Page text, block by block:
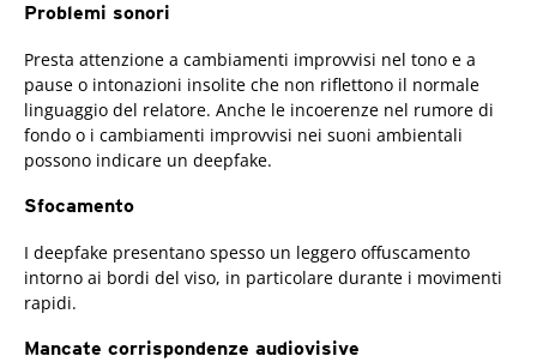
Problemi sonori
Presta attenzione a cambiamenti improvvisi nel tono e a
pause o intonazioni insolite che non riflettono il normale
linguaggio del relatore. Anche le incoerenze nel rumore di
fondo o i cambiamenti improvvisi nei suoni ambientali
possono indicare un deepfake.
Sfocamento
I deepfake presentano spesso un leggero offuscamento
intorno ai bordi del viso, in particolare durante i movimenti
rapidi.
Mancate corrispondenze audiovisive